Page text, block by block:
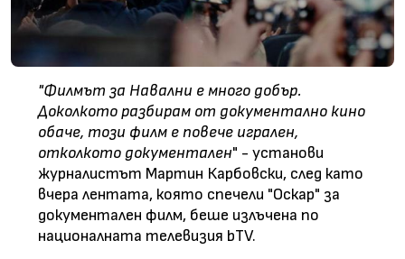
"Филмът за Навални е много добър.
Доколкото разбирам от документално кино
обаче, този филм е повече игрален,
отколкото документален" - установи
журналистът Мартин Карбовски, след като
вчера лентата, която спечели "Оскар" за
документален филм, беше излъчена по
националната телевизия bTV.